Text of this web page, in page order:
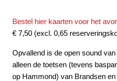
Bestel hier kaarten voor het
€ 7,50 (excl. 0,65
Opvallend is de open sound
alleen de toetsen (tevens
op Hammond) van Brandsen